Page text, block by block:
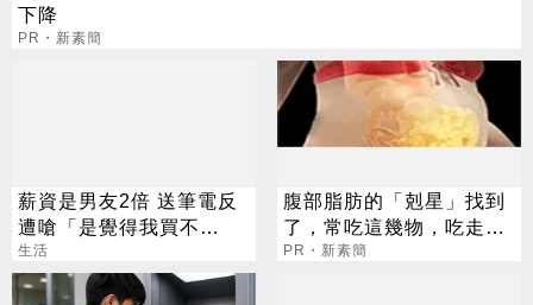
下降
PR・新素簡
薪資是男友2倍 送筆電反
遭嗆「是覺得我買不
起」？ 網齊勸快逃
生活
腹部脂肪的「剋星」找到
了，常吃這幾物，吃走大
肚囊，瘦出小蠻腰
PR・新素簡